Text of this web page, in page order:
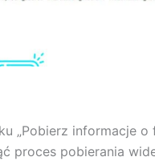
„Pobierz informacje
proces pobierania